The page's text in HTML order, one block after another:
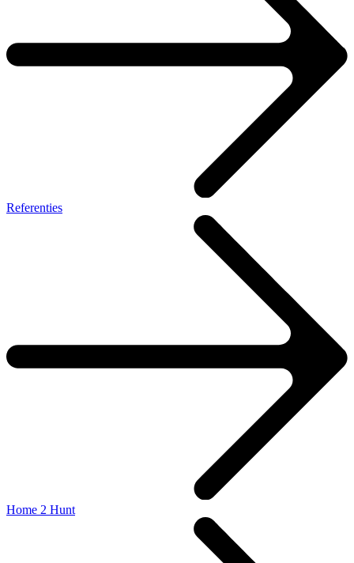
Referenties
Home 2 Hunt